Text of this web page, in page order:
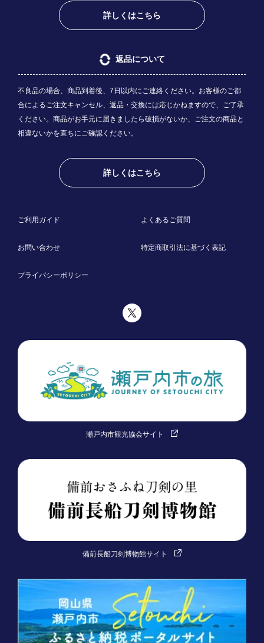
詳しくはこちら
返品について
不良品の場合、商品到着後、7日以内にご連絡ください。お客様のご都
合によるご注文キャンセル、返品・交換には応じかねますので、ご了承
ください。商品がお手元に届きましたら破損がないか、ご注文の商品と
相違ないかを直ちにご確認ください。
詳しくはこちら
ご利用ガイド よくあるご質問
お問い合わせ 特定商取引法に基づく表記
プライバシーポリシー
瀬戸内市観光協会サイト
備前長船刀剣博物館サイト